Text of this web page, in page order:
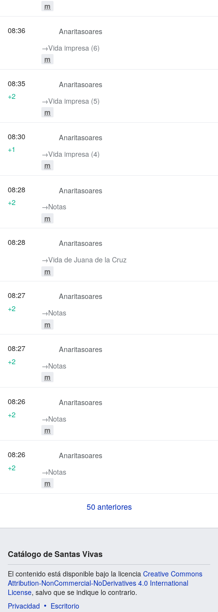
m
Anaritasoares
→‎Vida impresa (6)
m
08:36
Anaritasoares
→‎Vida impresa (5)
m
08:35
+2
Anaritasoares
→‎Vida impresa (4)
m
08:30
+1
Anaritasoares
→‎Notas
m
08:28
+2
Anaritasoares
→‎Vida de Juana de la Cruz
m
08:28
Anaritasoares
→‎Notas
m
08:27
+2
Anaritasoares
→‎Notas
m
08:27
+2
Anaritasoares
→‎Notas
m
08:26
+2
Anaritasoares
→‎Notas
m
08:26
+2
50 anteriores
Catálogo de Santas Vivas
El contenido está disponible bajo la licencia Creative Commons
Attribution-NonCommercial-NoDerivatives 4.0 International
License, salvo que se indique lo contrario.
Privacidad
Escritorio